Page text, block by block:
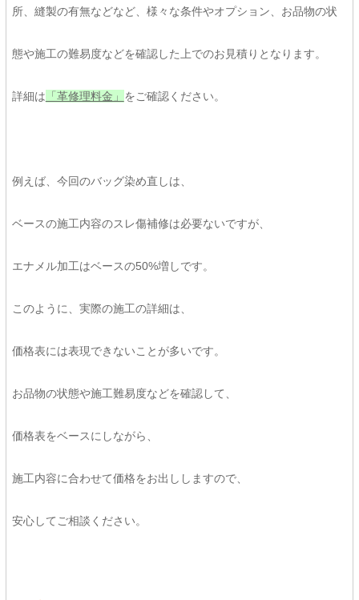
所、縫製の有無などなど、様々な条件やオプション、お品物の状
態や施工の難易度などを確認した上でのお見積りとなります。
詳細は 「革修理料金」 をご確認ください。
例えば、今回のバッグ染め直しは、
ベースの施工内容のスレ傷補修は必要ないですが、
エナメル加工はベースの50%増しです。
このように、実際の施工の詳細は、
価格表には表現できないことが多いです。
お品物の状態や施工難易度などを確認して、
価格表をベースにしながら、
施工内容に合わせて価格をお出ししますので、
安心してご相談ください。